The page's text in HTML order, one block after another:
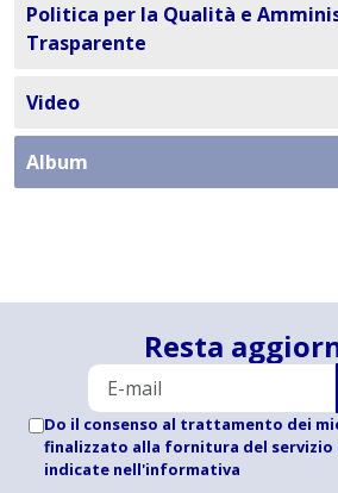
Politica per la Qualità e
Trasparente
Video
Album
Resta
Do il consenso al trattamento dei
finalizzato alla fornitura del servizio
indicate nell'informativa